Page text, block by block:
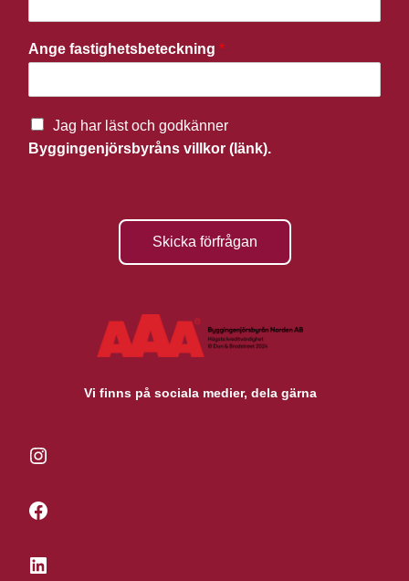
Ange fastighetsbeteckning *
Jag har läst och godkänner
Byggingenjörsbyråns villkor (länk).
Skicka förfrågan
Vi finns på sociala medier, dela gärna
Instagram
Facebook
LinkedIn